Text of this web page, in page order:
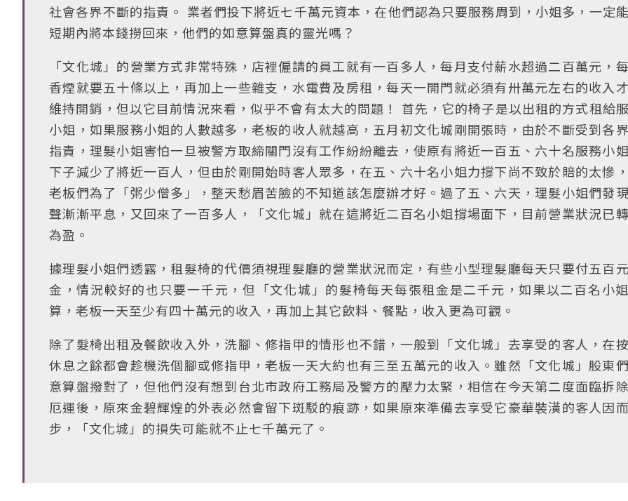
社會各界不斷的指責。 業者們投下將近七千萬元資本，在他們認為只要服務周到，小姐多，一定
短期內將本錢撈回來，他們的如意算盤真的靈光嗎？
「文化城」的營業方式非常特殊，店裡僱請的員工就有一百多人，每月支付薪水超過二百萬元，
香煙就要五十條以上，再加上一些雜支，水電費及房租，每天一開門就必須有卅萬元左右的收入
維持開銷，但以它目前情況來看，似乎不會有太大的問題！ 首先，它的椅子是以出租的方式租給
小姐，如果服務小姐的人數越多，老板的收人就越高，五月初文化城剛開張時，由於不斷受到各
指責，理髮小姐害怕一旦被警方取締關門沒有工作紛紛離去，使原有將近一百五、六十名服務小
下子減少了將近一百人，但由於剛開始時客人眾多，在五、六十名小姐力撐下尚不致於賠的太慘
老板們為了「粥少僧多」，整天愁眉苦臉的不知道該怎麼辦才好。過了五、六天，理髮小姐們發
聲漸漸平息，又回來了一百多人，「文化城」就在這將近二百名小姐撐場面下，目前營業狀況已
為盈。
據理髮小姐們透露，租髮椅的代價須視理髮廳的營業狀況而定，有些小型理髮廳每天只要付五百
金，情況較好的也只要一千元，但「文化城」的髮椅每天每張租金是二千元，如果以二百名小
算，老板一天至少有四十萬元的收入，再加上其它飲料、餐點，收入更為可觀。
除了髮椅出租及餐飲收入外，洗腳、修指甲的情形也不錯，一般到「文化城」去享受的客人，在
休息之餘都會趁機洗個腳或修指甲，老板一天大約也有三至五萬元的收入。雖然「文化城」股東
意算盤撥對了，但他們沒有想到台北市政府工務局及警方的壓力太緊，相信在今天第二度面臨拆
厄運後，原來金碧輝煌的外表必然會留下斑駁的痕跡，如果原來準備去享受它豪華裝潢的客人因
步，「文化城」的損失可能就不止七千萬元了。